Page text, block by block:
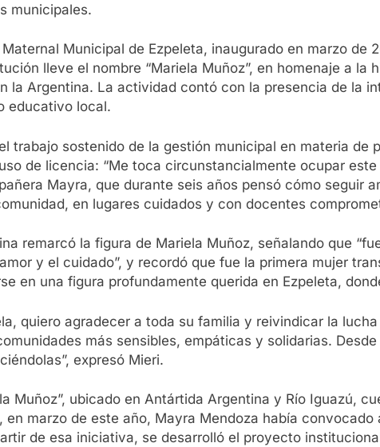
municipales.
Municipal de Ezpeleta, inaugurado en marzo de
lleve el nombre “Mariela Muñoz”, en homenaje a la
la Argentina. La actividad contó con la presencia de la
educativo local.
trabajo sostenido de la gestión municipal en materia
de licencia: “Me toca circunstancialmente ocupar
Mayra, que durante seis años pensó cómo seguir
en lugares cuidados y con docentes
remarcó la figura de Mariela Muñoz, señalando que
y el cuidado”, y recordó que fue la primera mujer
en una figura profundamente querida en Ezpeleta,
quiero agradecer a toda su familia y reivindicar la
más sensibles, empáticas y solidarias.
expresó Mieri.
Muñoz”, ubicado en Antártida Argentina y Río Iguazú,
marzo de este año, Mayra Mendoza había
de esa iniciativa, se desarrolló el proyecto